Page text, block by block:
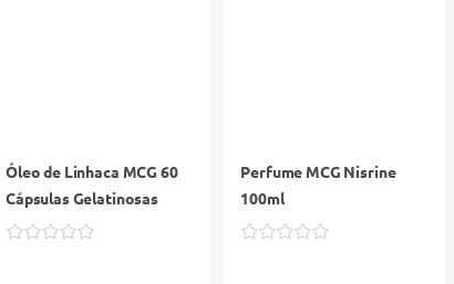
Óleo de Linhaca MCG 60
Cápsulas Gelatinosas
Perfume MCG Nisrine
100ml